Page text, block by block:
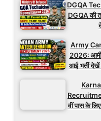
DGQA
DGQA की
Army
2026:
आई भर्ती
वीं पास के